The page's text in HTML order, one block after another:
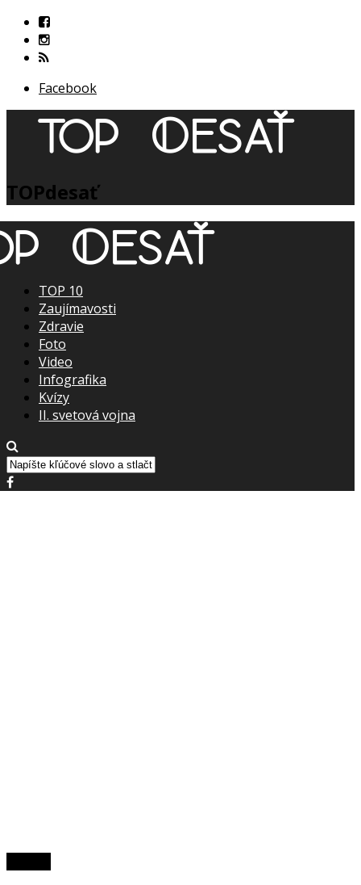
Facebook
TOPdesať
TOP 10
Zaujímavosti
Zdravie
Foto
Video
Infografika
Kvízy
II. svetová vojna